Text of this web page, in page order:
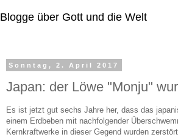
Blogge über Gott und die Welt
Sonntag, 2. April 2017
Japan: der Löwe "Monju"
Es ist jetzt gut sechs Jahre her, dass das
einem Erdbeben mit nachfolgender
Kernkraftwerke in dieser Gegend wurden